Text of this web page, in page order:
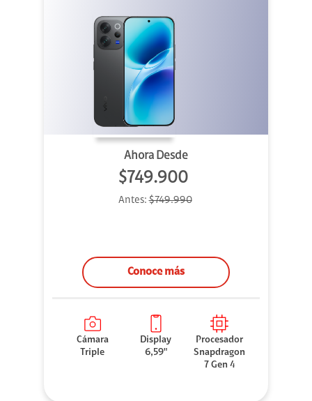
Ahora Desde
$749.900
Antes:$749.990
Conoce más
Cámara
Triple
Display
6,59"
Procesador
Snapdragon
7 Gen 4